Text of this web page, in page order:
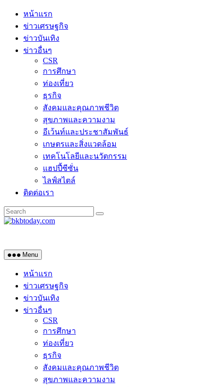
Skip
content
หน้าแรก
ข่าวเศรษฐกิจ
ข่าวบันเทิง
ข่าวอื่นๆ
CSR
การศึกษา
ท่องเที่ยว
ธุรกิจ
สังคมและคุณภาพชีวิต
สุขภาพและความงาม
อีเว้นท์และประชาสัมพันธ์
เกษตรและสิ่งแวดล้อม
เทคโนโลยีและนวัตกรรม
แฮปปี้ซีซั่น
ไลฟ์สไตล์
ติดต่อเรา
Menu
หน้าแรก
ข่าวเศรษฐกิจ
ข่าวบันเทิง
ข่าวอื่นๆ
CSR
การศึกษา
ท่องเที่ยว
ธุรกิจ
สังคมและคุณภาพชีวิต
สุขภาพและความงาม